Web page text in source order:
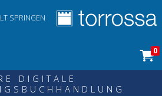
SPRINGEN
0
DIGITALE